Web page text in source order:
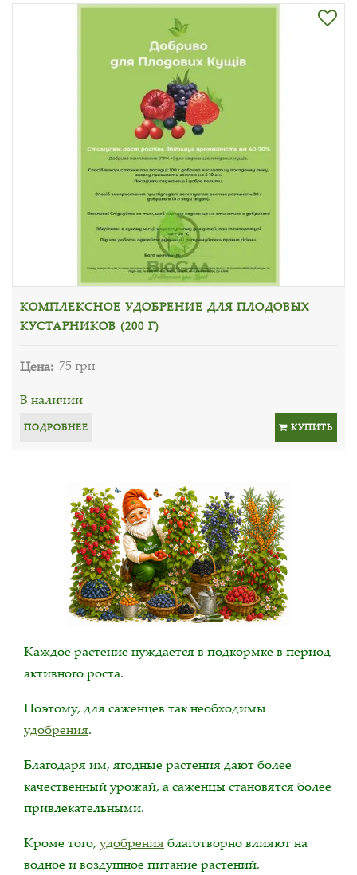
КОМПЛЕКСНОЕ УДОБРЕНИЕ ДЛЯ ПЛОДОВЫХ
КУСТАРНИКОВ (200 Г)
Цена: 75 грн
В наличии
ПОДРОБНЕЕ КУПИТЬ
Каждое растение нуждается в подкормке в период
активного роста.
Поэтому, для саженцев так необходимы
удобрения.
Благодаря им, ягодные растения дают более
качественный урожай, а саженцы становятся более
привлекательными.
Кроме того, удобрения благотворно влияют на
водное и воздушное питание растений,